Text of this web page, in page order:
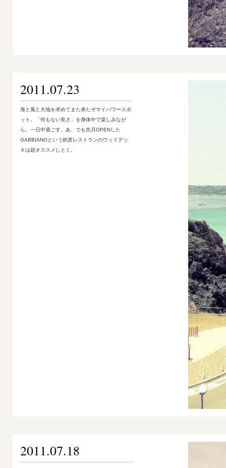
2011.07.23
海と風と大地を求めてまた来たぞマイパワースポ
ット。「何もない良さ」を身体中で楽しみなが
ら、一日中過ごす。あ、でも先月OPENした
GABBIANOという絶景レストランのウッドデッ
キは超オススメしとく。
2011.07.18